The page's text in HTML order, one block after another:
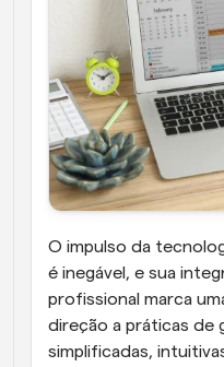
O impulso da
é inegável, e sua
profissional marca
direção a práticas de
simplificadas,